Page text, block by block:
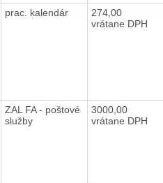
prac. kalendár
274,00
vrátane DPH
ZAL FA - poštové
služby
3000,00
vrátane DPH